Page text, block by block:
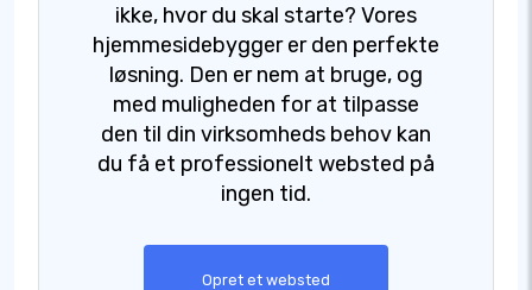
ikke, hvor du skal starte? Vores
hjemmesidebygger er den perfekte
løsning. Den er nem at bruge, og
med muligheden for at tilpasse
den til din virksomheds behov kan
du få et professionelt websted på
ingen tid.
Opret et websted